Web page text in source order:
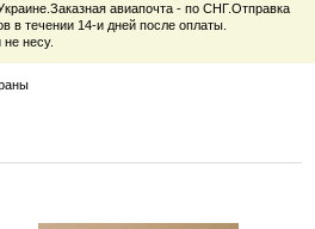
авиапочта - по СНГ.Отправка
в течении 14-и дней после оплаты.
несу.